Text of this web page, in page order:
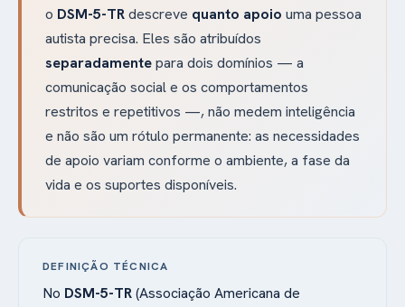
o DSM-5-TRdescreve quanto apoio uma pessoa
autista precisa. Eles são atribuídos
separadamentepara dois domínios — a
comunicação social e os comportamentos
restritos e repetitivos —, não medem inteligência
e não são um rótulo permanente: as necessidades
de apoio variam conforme o ambiente, a fase da
vida e os suportes disponíveis.
DEFINIÇÃO TÉCNICA
No DSM-5-TR(Associação Americana de